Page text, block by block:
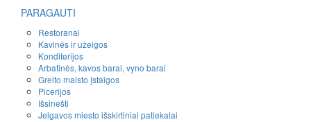
PARAGAUTI
Restoranai
Kavinės ir užeigos
Konditerijos
Arbatinės, kavos barai, vyno barai
Greito maisto įstaigos
Picerijos
Išsinešti
Jelgavos miesto išskirtiniai patiekalai